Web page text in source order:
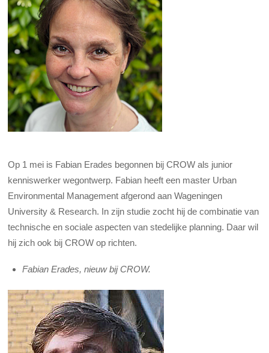
Op 1 mei is Fabian Erades begonnen bij CROW als junior
kenniswerker wegontwerp. Fabian heeft een master Urban
Environmental Management afgerond aan Wageningen
University & Research. In zijn studie zocht hij de combinatie van
technische en sociale aspecten van stedelijke planning. Daar wil
hij zich ook bij CROW op richten.
Fabian Erades, nieuw bij CROW.